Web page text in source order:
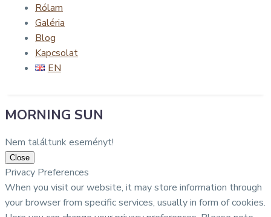
Rólam
Galéria
Blog
Kapcsolat
EN
MORNING SUN
Nem találtunk eseményt!
Close
Privacy Preferences
When you visit our website, it may store information through
your browser from specific services, usually in form of cookies.